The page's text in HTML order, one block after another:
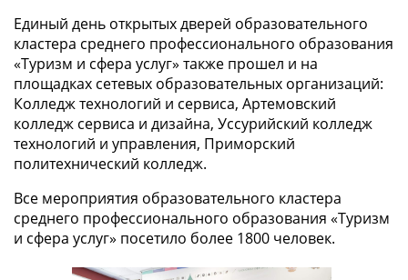
Единый день открытых дверей образовательного
кластера среднего профессионального образования
«Туризм и сфера услуг» также прошел и на
площадках сетевых образовательных организаций:
Колледж технологий и сервиса, Артемовский
колледж сервиса и дизайна, Уссурийский колледж
технологий и управления, Приморский
политехнический колледж.
Все мероприятия образовательного кластера
среднего профессионального образования «Туризм
и сфера услуг» посетило более 1800 человек.